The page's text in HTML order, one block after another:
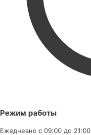
Режим работы
Ежедневно с 09:00 до 21:00